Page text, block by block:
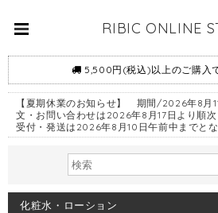
RIBIC ONLINE
5,500円(税込)以上のご購入
【夏期休業のお知らせ】 期間/2026年8月
文・お問い合わせは2026年8月17日より順
受付・発送は2026年8月10日午前中までとな
化粧水・ローション